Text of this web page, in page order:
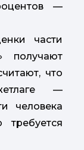
—
части
получают
что
—
человека